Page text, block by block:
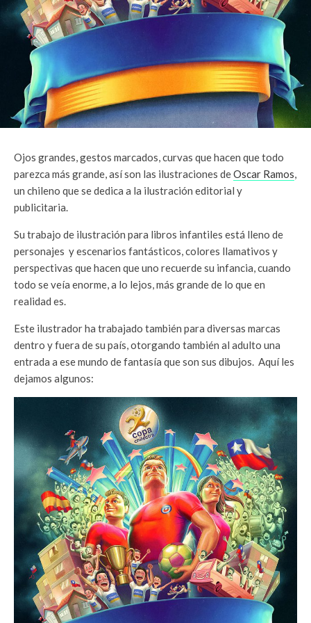
Ojos grandes, gestos marcados, curvas que hacen que todo
parezca más grande, así son las ilustraciones deOscar Ramos,
un chileno que se dedica a la ilustración editorial y
publicitaria.
Su trabajo de ilustración para libros infantiles está lleno de
personajes y escenarios fantásticos, colores llamativos y
perspectivas que hacen que uno recuerde su infancia, cuando
todo se veía enorme, a lo lejos, más grande de lo que en
realidad es.
Este ilustrador ha trabajado también para diversas marcas
dentro y fuera de su país, otorgando también al adulto una
entrada a ese mundo de fantasía que son sus dibujos. Aquí les
dejamos algunos: